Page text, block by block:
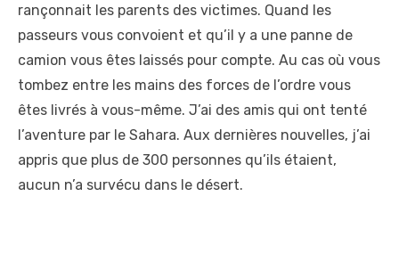
rançonnait les parents des victimes. Quand les
passeurs vous convoient et qu’il y a une panne de
camion vous êtes laissés pour compte. Au cas où vous
tombez entre les mains des forces de l’ordre vous
êtes livrés à vous-même. J’ai des amis qui ont tenté
l’aventure par le Sahara. Aux dernières nouvelles, j’ai
appris que plus de 300 personnes qu’ils étaient,
aucun n’a survécu dans le désert.